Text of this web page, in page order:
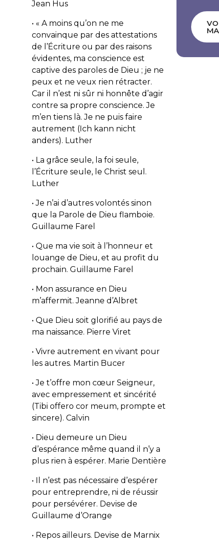
Jean Hus
• « A moins qu’on ne me
convainque par des attestations
de l’Écriture ou par des raisons
évidentes, ma conscience est
captive des paroles de Dieu ; je ne
peux et ne veux rien rétracter.
Car il n’est ni sûr ni honnête d’agir
contre sa propre conscience. Je
m’en tiens là. Je ne puis faire
autrement (Ich kann nicht
anders). Luther
• La grâce seule, la foi seule,
l’Écriture seule, le Christ seul.
Luther
• Je n’ai d’autres volontés sinon
que la Parole de Dieu flamboie.
Guillaume Farel
• Que ma vie soit à l’honneur et
louange de Dieu, et au profit du
prochain. Guillaume Farel
• Mon assurance en Dieu
m’affermit.Jeanne d’Albret
• Que Dieu soit glorifié au pays de
ma naissance. Pierre Viret
• Vivre autrement en vivant pour
les autres. Martin Bucer
• Je t’offre mon cœur Seigneur,
avec empressement et sincérité
(Tibi offero cor meum, prompte et
sincere). Calvin
• Dieu demeure un Dieu
d’espérance même quand il n’y a
plus rien à espérer. Marie Dentière
• Il n’est pas nécessaire d’espérer
pour entreprendre, ni de réussir
pour persévérer. Devise de
Guillaume d’Orange
• Repos ailleurs. Devise de Marnix